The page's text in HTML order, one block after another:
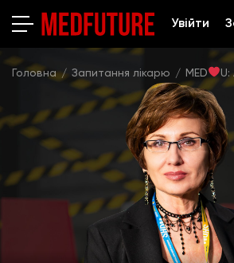
Увійти
Головна Запитання лікарю MED U: